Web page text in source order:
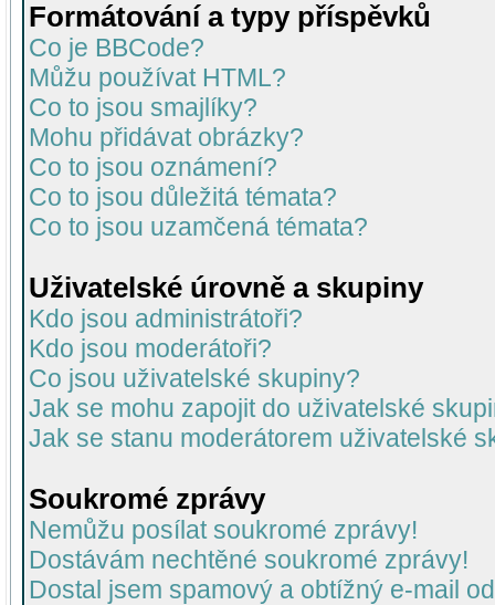
Formátování a typy příspěvků
Co je BBCode?
Můžu používat HTML?
Co to jsou smajlíky?
Mohu přidávat obrázky?
Co to jsou oznámení?
Co to jsou důležitá témata?
Co to jsou uzamčená témata?
Uživatelské úrovně a skupiny
Kdo jsou administrátoři?
Kdo jsou moderátoři?
Co jsou uživatelské skupiny?
Jak se mohu zapojit do uživatelské
Jak se stanu moderátorem uživatelské
Soukromé zprávy
Nemůžu posílat soukromé zprávy!
Dostávám nechtěné soukromé zprávy!
Dostal jsem spamový a obtížný e-mail